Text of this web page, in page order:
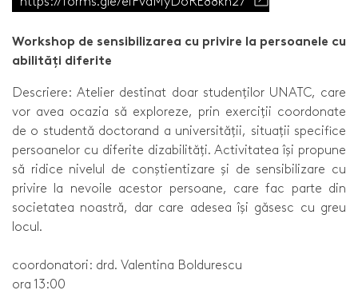
Workshop de sensibilizarea cu privire la persoanele cu
abilități diferite
Descriere: Atelier destinat doar studenților UNATC, care
vor avea ocazia să exploreze, prin exerciții coordonate
de o studentă doctorand a universității, situații specifice
persoanelor cu diferite dizabilități. Activitatea își propune
să ridice nivelul de conștientizare și de sensibilizare cu
privire la nevoile acestor persoane, care fac parte din
societatea noastră, dar care adesea își găsesc cu greu
locul.
coordonatori: drd. Valentina Boldurescu
ora 13:00